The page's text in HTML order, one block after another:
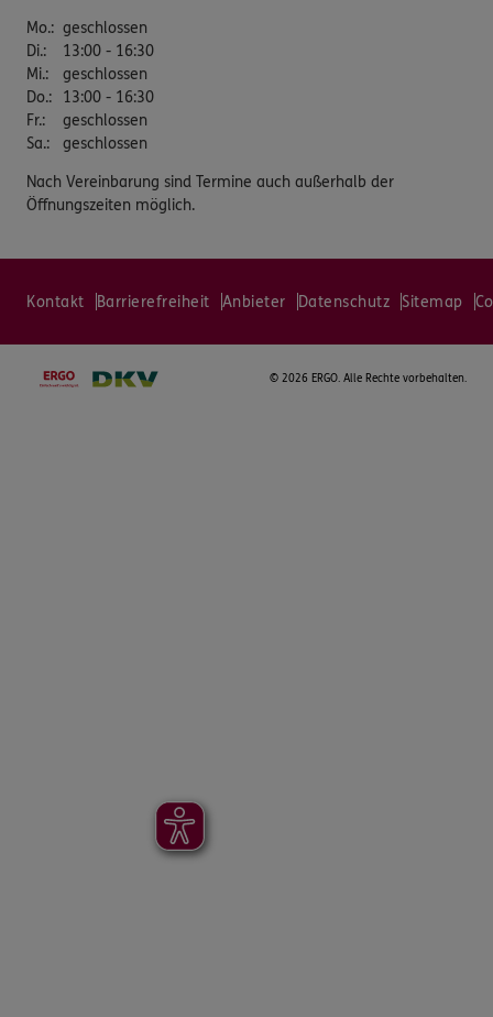
Mo.: geschlossen
Di.:
13:00 - 16:30
Mi.:
geschlossen
Do.:
13:00 - 16:30
Fr.:
geschlossen
Sa.: geschlossen
Nach Vereinbarung sind Termine auch außerhalb der
Öffnungszeiten möglich.
Kontakt Barrierefreiheit Anbieter Datenschutz Sitemap
© 2026 ERGO. Alle Rechte vorbehalten.